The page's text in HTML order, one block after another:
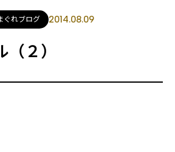
グルメ
ぐれブログ 2014.08.09
２）